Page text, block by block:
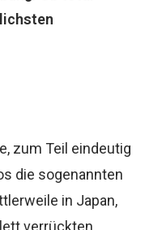
zum Teil eindeutig
die sogenannten
in Japan,
verrückten